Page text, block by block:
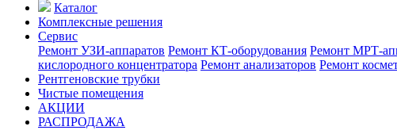
Каталог
Комплексные решения
Сервис
Ремонт УЗИ-аппаратов Ремонт КТ-оборудования Ремонт МРТ-
кислородного концентратора Ремонт анализаторов Ремонт
Рентгеновские трубки
Чистые помещения
АКЦИИ
РАСПРОДАЖА